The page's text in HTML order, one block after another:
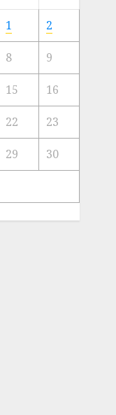
Artis
Kota
23/11/2024
0
1 2
8 9
15 16
22 23
29 30